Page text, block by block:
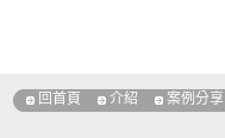
回首頁 介紹 案例分享